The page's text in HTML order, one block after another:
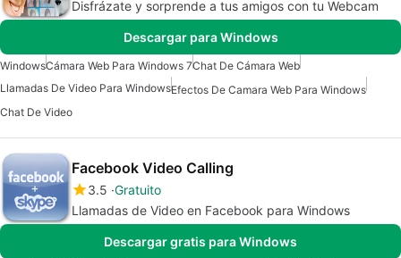
Disfrázate y sorprende a tus amigos con tu Webcam
Descargar para Windows
WindowsCámara Web Para Windows 7Chat De Cámara Web
Llamadas De Video Para WindowsEfectos De Camara Web Para Windows
Chat De Video
Facebook Video Calling
3.5 Gratuito
Llamadas de Video en Facebook para Windows
Descargar gratis para Windows